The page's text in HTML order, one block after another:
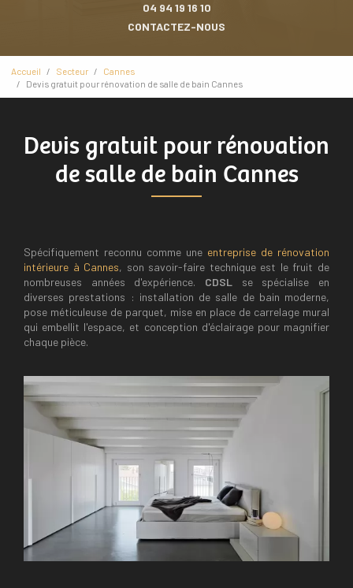
04 94 19 16 10
CONTACTEZ-NOUS
Accueil Secteur
Cannes
Devis gratuit pour rénovation de salle de bain Cannes
Devis gratuit pour rénovation
de salle de bain Cannes
Spécifiquement reconnu comme une entreprise de rénovation
intérieure à Cannes, son savoir-faire technique est le fruit de
nombreuses années d'expérience. CDSL se spécialise en
diverses prestations : installation de salle de bain moderne,
pose méticuleuse de parquet, mise en place de carrelage mural
qui embellit l'espace, et conception d'éclairage pour magnifier
chaque pièce.